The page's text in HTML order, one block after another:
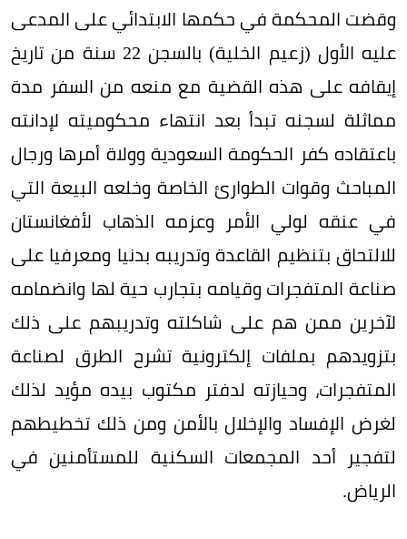
وقضت المحكمة في حكمها الابتدائي على المدعى
عليه الأول (زعيم الخلية) بالسجن 22 سنة من تاريخ
إيقافه على هذه القضية مع منعه من السفر مدة
مماثلة لسجنه تبدأ بعد انتهاء محكوميته لإدانته
باعتقاده كفر الحكومة السعودية وولاة أمرها ورجال
المباحث وقوات الطوارئ الخاصة وخلعه البيعة التي
في عنقه لولي الأمر وعزمه الذهاب لأفغانستان
للالتحاق بتنظيم القاعدة وتدريبه بدنيا ومعرفيا على
صناعة المتفجرات وقيامه بتجارب حية لها وانضمامه
لآخرين ممن هم على شاكلته وتدريبهم على ذلك
بتزويدهم بملفات إلكترونية تشرح الطرق لصناعة
المتفجرات، وحيازته لدفتر مكتوب بيده مؤيد لذلك
لغرض الإفساد والإخلال بالأمن ومن ذلك تخطيطهم
لتفجير أحد المجمعات السكنية للمستأمنين في
الرياض.